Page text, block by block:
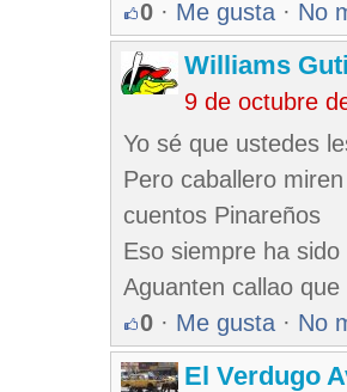
0 · Me gusta · No
Williams
9 de octubre
Yo sé que ustedes
Pero caballero
cuentos Pinareños
Eso siempre ha
Aguanten callao
0 · Me gusta · No
El Verdugo